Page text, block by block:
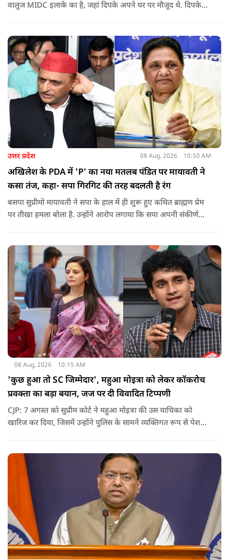
वालुज MIDC इलाके का है, जहां दिपके अपने घर पर मौजूद थे. दिपके
को लेकर दिपके की पुलिस अधिकारी से तीखी बहस हो गई.
उत्तर प्रदेश 08 Aug, 2026 10:50 AM
अखिलेश के PDA में 'P' का नया मतलब पंडित पर मायावती ने
कसा तंज, कहा- सपा गिरगिट की तरह बदलती है रंग
बसपा सुप्रीमो मायावती ने सपा के हाल में ही शुरू हुए कथित ब्राह्मण प्रेम
पर तीखा हमला बोला है. उन्होंने आरोप लगाया कि सपा अपनी संकीर्ण
08 Aug, 2026 10:15 AM
'कुछ हुआ तो SC जिम्मेदार', महुआ मोइत्रा को लेकर कॉकरोच
प्रवक्ता का बड़ा बयान, जज पर दी विवादित टिप्पणी
CJP: 7 अगस्त को सुप्रीम कोर्ट ने महुआ मोइत्रा की उस याचिका को
खारिज कर दिया, जिसमें उन्होंने पुलिस के सामने व्यक्तिगत रूप से पेश
केंद्र बन गई है.